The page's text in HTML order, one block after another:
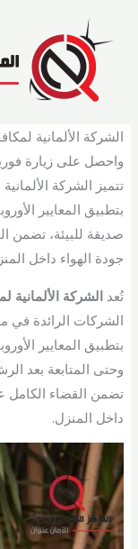
المحتوى
واحصل على زيارة
تتميز الشركة
بتطبيق المعايير
صديقة للبيئة، تضمن
جودة الهواء داخل
تُعد الشركة الألمانية
الشركات الرائدة في
بتطبيق المعايير
وحتى المتابعة بعد
تضمن القضاء الكامل
داخل المنزل.